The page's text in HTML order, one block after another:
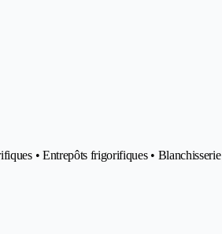
• Entrepôts frigorifiques • Blanchisserie